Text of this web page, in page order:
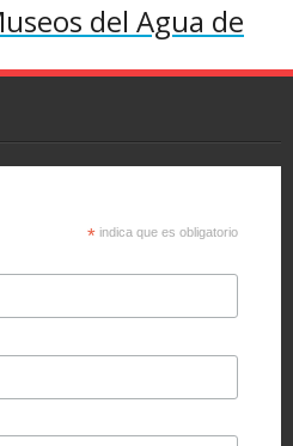
del Agua de
* indica que es obligatorio